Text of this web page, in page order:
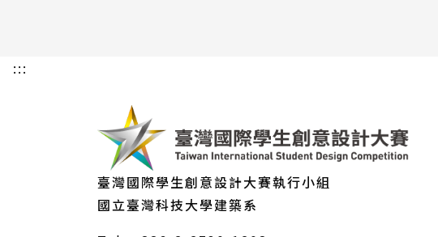
:::
臺灣國際學生創意設計大賽執行小組
國立臺灣科技大學建築系